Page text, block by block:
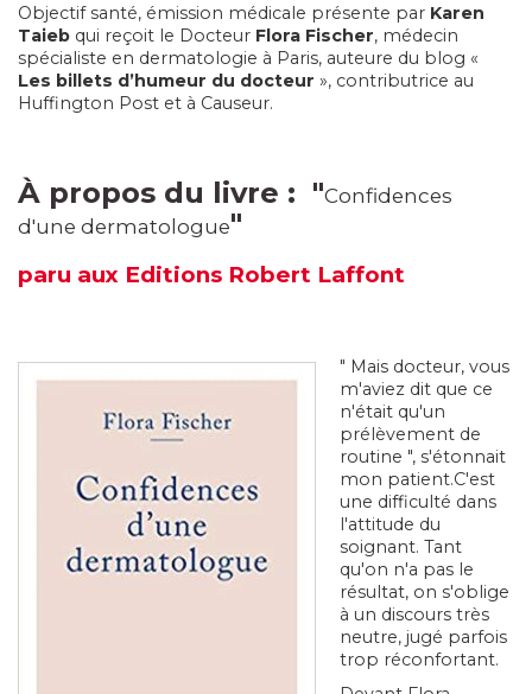
Objectif santé, émission médicale présente par Karen
Taieb qui reçoit le Docteur Flora Fischer, médecin
spécialiste en dermatologie à Paris, auteure du blog «
Les billets d’humeur du docteur », contributrice au
Huffington Post et à Causeur.
À propos du livre : "Confidences
d'une dermatologue"
paru aux Editions Robert Laffont
" Mais docteur, vous
m'aviez dit que ce
n'était qu'un
prélèvement de
routine ", s'étonnait
mon patient.C'est
une difficulté dans
l'attitude du
soignant. Tant
qu'on n'a pas le
résultat, on s'oblige
à un discours très
neutre, jugé parfois
trop réconfortant.